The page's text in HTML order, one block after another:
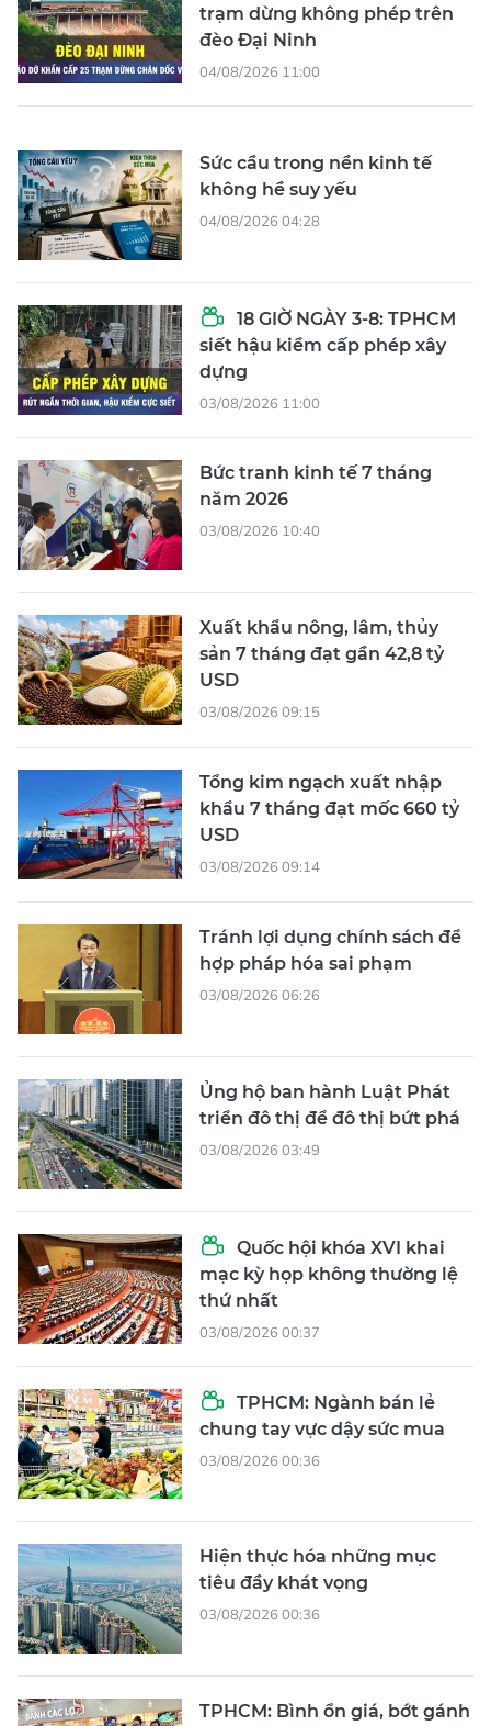
trạm dừng không phép trên
đèo Đại Ninh
04/08/2026 11:00
Sức cầu trong nền kinh tế
không hề suy yếu
04/08/2026 04:28
18 GIỜ NGÀY 3-8: TPHCM
siết hậu kiểm cấp phép xây
dựng
03/08/2026 11:00
Bức tranh kinh tế 7 tháng
năm 2026
03/08/2026 10:40
Xuất khẩu nông, lâm, thủy
sản 7 tháng đạt gần 42,8 tỷ
USD
03/08/2026 09:15
Tổng kim ngạch xuất nhập
khẩu 7 tháng đạt mốc 660 tỷ
USD
03/08/2026 09:14
Tránh lợi dụng chính sách để
hợp pháp hóa sai phạm
03/08/2026 06:26
Ủng hộ ban hành Luật Phát
triển đô thị để đô thị bứt phá
03/08/2026 03:49
Quốc hội khóa XVI khai
mạc kỳ họp không thường lệ
thứ nhất
03/08/2026 00:37
TPHCM: Ngành bán lẻ
chung tay vực dậy sức mua
03/08/2026 00:36
Hiện thực hóa những mục
tiêu đầy khát vọng
03/08/2026 00:36
TPHCM: Bình ổn giá, bớt gánh